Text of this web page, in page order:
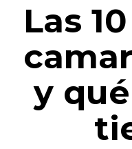
Las
y